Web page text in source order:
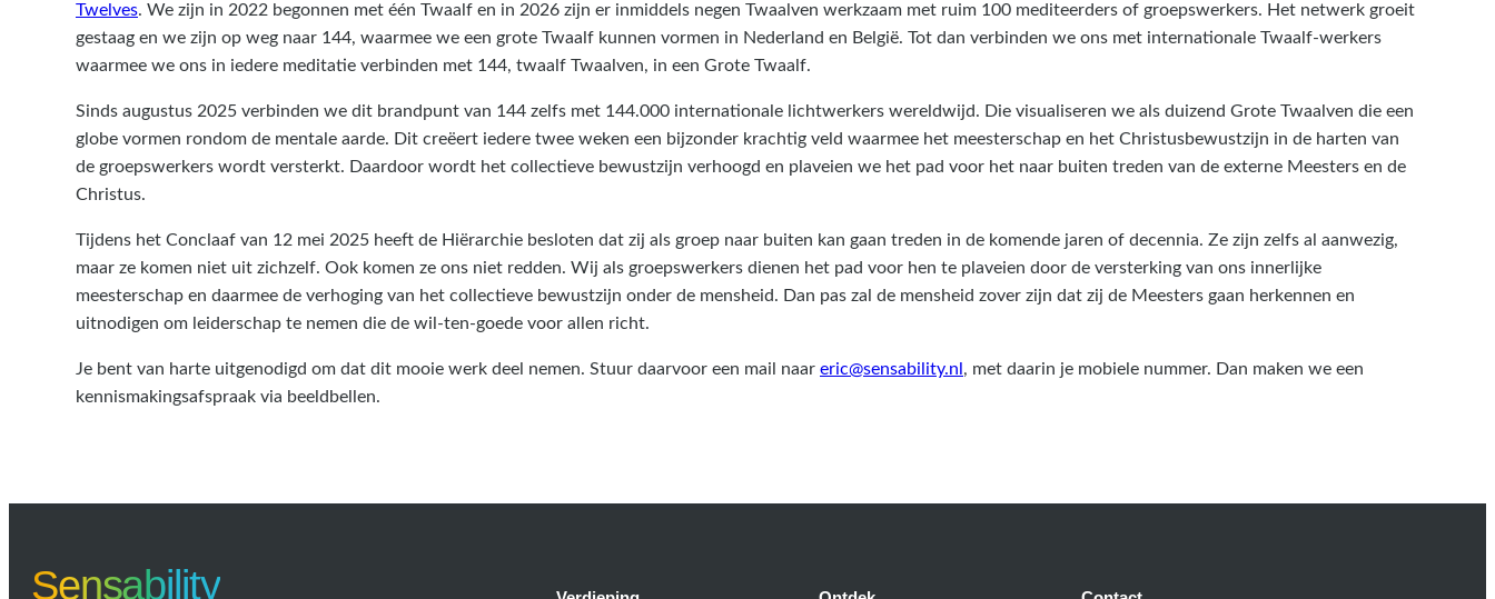
Twelves. We zijn in 2022 begonnen met één Twaalf en in 2026 zijn er inmiddels negen Twaalven werkzaam met ruim 100 mediteerders of groepswerkers. Het netwerk groeit
gestaag en we zijn op weg naar 144, waarmee we een grote Twaalf kunnen vormen in Nederland en België. Tot dan verbinden we ons met internationale Twaalf-werkers
waarmee we ons in iedere meditatie verbinden met 144, twaalf Twaalven, in een Grote Twaalf.
Sinds augustus 2025 verbinden we dit brandpunt van 144 zelfs met 144.000 internationale lichtwerkers wereldwijd. Die visualiseren we als duizend Grote Twaalven die een
globe vormen rondom de mentale aarde. Dit creëert iedere twee weken een bijzonder krachtig veld waarmee het meesterschap en het Christusbewustzijn in de harten van
de groepswerkers wordt versterkt. Daardoor wordt het collectieve bewustzijn verhoogd en plaveien we het pad voor het naar buiten treden van de externe Meesters en de
Christus.
Tijdens het Conclaaf van 12 mei 2025 heeft de Hiërarchie besloten dat zij als groep naar buiten kan gaan treden in de komende jaren of decennia. Ze zijn zelfs al aanwezig,
maar ze komen niet uit zichzelf. Ook komen ze ons niet redden. Wij als groepswerkers dienen het pad voor hen te plaveien door de versterking van ons innerlijke
meesterschap en daarmee de verhoging van het collectieve bewustzijn onder de mensheid. Dan pas zal de mensheid zover zijn dat zij de Meesters gaan herkennen en
uitnodigen om leiderschap te nemen die de wil-ten-goede voor allen richt.
Je bent van harte uitgenodigd om dat dit mooie werk deel nemen. Stuur daarvoor een mail naar eric@sensability.nl , met daarin je mobiele nummer. Dan maken we een
kennismakingsafspraak via beeldbellen.
Sensability